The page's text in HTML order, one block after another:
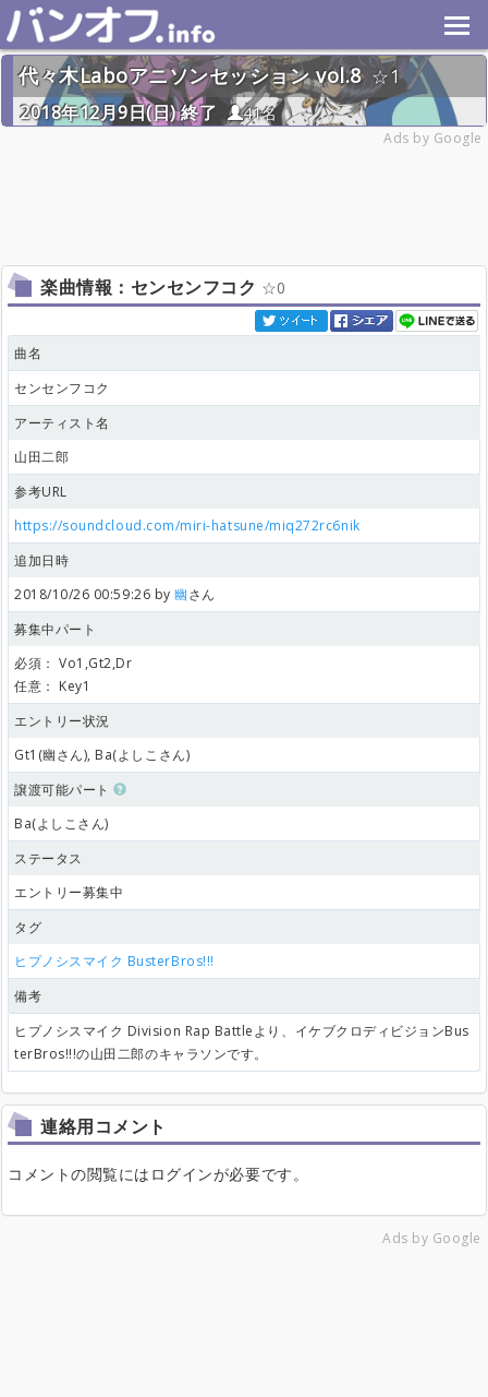
代々木Laboアニソンセッション vol.8
1
2018年12月9日(日) 終了
41名
Ads by Google
楽曲情報：センセンフコク 0
曲名
センセンフコク
アーティスト名
山田二郎
参考URL
https://soundcloud.com/miri-hatsune/miq272rc6nik
追加日時
2018/10/26 00:59:26 by幽さん
募集中パート
必須： Vo1,Gt2,Dr
任意： Key1
エントリー状況
Gt1(幽さん), Ba(よしこさん)
譲渡可能パート
Ba(よしこさん)
ステータス
エントリー募集中
タグ
ヒプノシスマイク BusterBros!!!
備考
ヒプノシスマイク Division Rap Battleより、イケブクロディビジョンBus
terBros!!!の山田二郎のキャラソンです。
連絡用コメント
コメントの閲覧にはログインが必要です。
Ads by Google